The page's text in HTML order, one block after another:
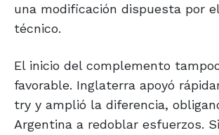
una modificación dispuesta por
técnico.
El inicio del complemento
favorable. Inglaterra apoyó
try y amplió la diferencia,
Argentina a redoblar esfuerzos.